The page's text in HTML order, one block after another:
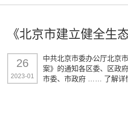
《北京市建立健全生
26
2023-01
中共北京市委办公厅北京
案》的通知各区委、区政
市委、市政府 …… 了解详